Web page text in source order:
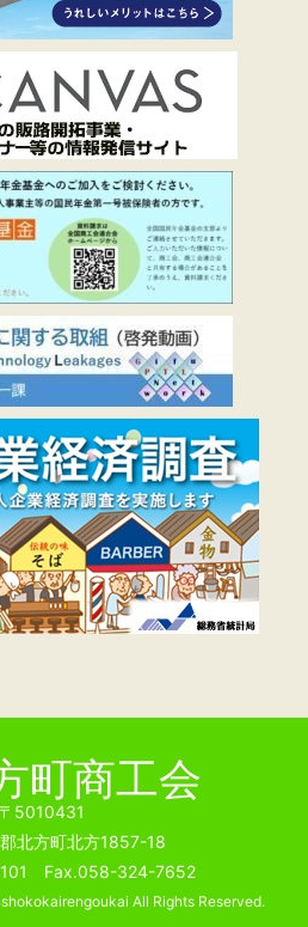
町商工会
〒5010431
北方町北方1857-18
Fax.058-324-7652
All Rights Reserved.